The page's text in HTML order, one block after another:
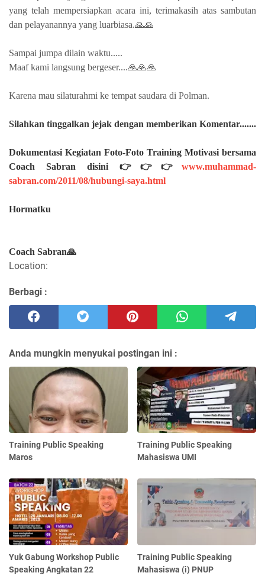
yang telah mempersiapkan acara ini, terimakasih atas sambutan
dan pelayanannya yang luarbiasa.🙏🙏
Sampai jumpa dilain waktu.....
Maaf kami langsung bergeser....🙏🙏🙏
Karena mau silaturahmi ke tempat saudara di Polman.
Silahkan tinggalkan jejak dengan memberikan Komentar.......
Dokumentasi Kegiatan Foto-Foto Training Motivasi bersama
Coach Sabran disini 👉👉👉 www.muhammad-
sabran.com/2011/08/hubungi-saya.html
Hormatku
Coach Sabran🙏
Location:
Berbagi :
Anda mungkin menyukai postingan ini :
Training Public Speaking
Maros
Training Public Speaking
Mahasiswa UMI
Yuk Gabung Workshop Public
Speaking Angkatan 22
Training Public Speaking
Mahasiswa (i) PNUP